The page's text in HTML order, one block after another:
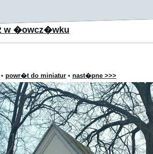
w �owcz�wku
• powr�t do miniatur • nast�pne >>>